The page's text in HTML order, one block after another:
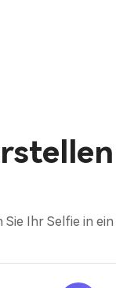
Sie Ihr Selfie in